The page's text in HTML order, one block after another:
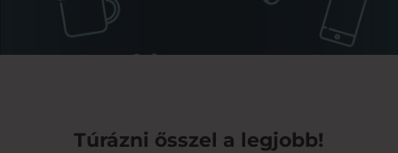
Túrázni ősszel a legjobb!